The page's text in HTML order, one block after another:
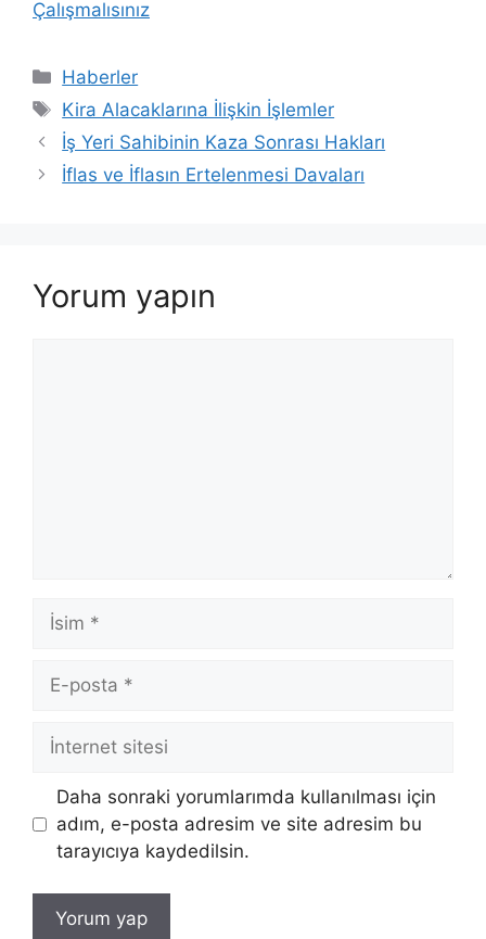
Çalışmalısınız
Kategoriler
Haberler
Etiketler
Kira Alacaklarına İlişkin İşlemler
İş Yeri Sahibinin Kaza Sonrası Hakları
İflas ve İflasın Ertelenmesi Davaları
Yorum yapın
İsim
posta
İnternet
Daha sonraki yorumlarımda kullanılması için
adım, e-posta adresim ve site adresim bu
tarayıcıya kaydedilsin.